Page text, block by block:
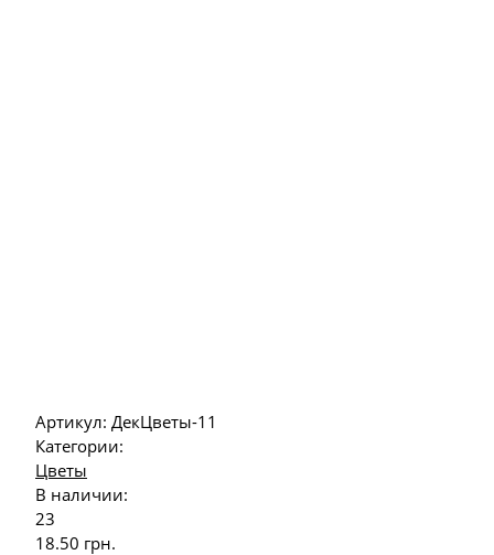
Артикул: ДекЦветы-11
Категории:
Цветы
В наличии:
23
18.50 грн.